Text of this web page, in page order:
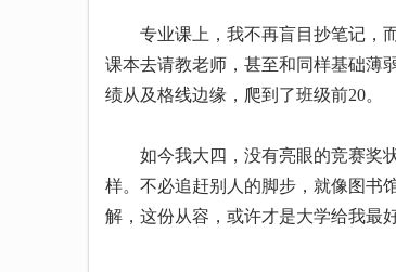
专业课上，我不再盲目抄笔记，而
课本去请教老师，甚至和同样基础薄
绩从及格线边缘，爬到了班级前20。
如今我大四，没有亮眼的竞赛奖状
样。不必追赶别人的脚步，就像图书
解，这份从容，或许才是大学给我最